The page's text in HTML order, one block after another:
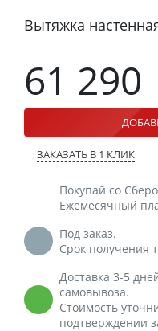
Вытяжка
61 290
ЗАКАЗАТЬ В 1 КЛИК
Покупай со
Ежемесячный
Под заказ.
Срок получения
Доставка 3-5
самовывоза.
Стоимость
подтверждении